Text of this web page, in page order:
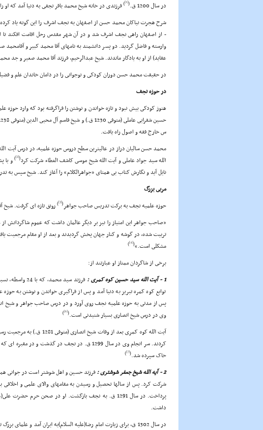
در سال 1200 ق.
(
[1]
)فرزندى در خانه شیخ محمد باقر نجفى به دنیا آمد که او
شرح هجرت نیاکان محمد حسن از اصفهان به نجف اشرف را این گونه یاد
- از اصفهان راهى نجف اشرف شد و در آن شهر مقدس رحل اقامت افکند
وارسته و فاضل گردید. دو پسر دانشمند به نامهاى آقا محمد کبیر و
عقاید) از او به یادگار ماندند. شیخ عبدالرحیم، فرزند آقا محمد صغیر و جد
در حقیقت محمد حسن دوران کودکى و نوجوانى را در دامان خاندان علم و
در حوزه نجف
هنوز کودکى بیش نبود و تازه خواندن و نوشتن را فراگرفته بود که وارد
س خارج فقه و اصول راه یافت.
محمد حسن سالیان دراز در عالیترین سطح دروس حوزه علمیه، در درس آیت
الله سید جواد عاملى و آیت الله شیخ موسى کاشف الغطاء شرکت کرد(
[2]
)
نایل آید و نگارش کتاب بى همتاى «جواهرالکلام» را آغاز کند. شیخ سپس به
مربى بزرگ
حوزه علمیه نجف به برکت تدریس صاحب جواهر(
[3]
)رونق تازه اى گرفت. شیخ
«صاحب جواهر این امتیاز را نیز بر دیگر عالمان داشت که عموم
تربیت شده، در گوشه و کنار جهان پخش گردیدند و بعد از او مقام مرجعیت
مشکلى است.»(
[4]
)
برخى از شاگردان ممتاز او عبارتند از:
1 - آیت الله سید حسین کوه کمرى :
فرزند سید
توابع کوه کمره تبریز به دنیا آمد و پس از فراگیرى خواندن و نوشتن به
پس از مدتى به حوزه علمیه نجف روى آورد و در درس صاحب جواهر و شیخ
وى در درس شیخ انصارى بسیار شنیدنى است.(
[6]
)
آیت الله کوه کمرى بعد از
کردند. سر انجام وى در سال 1299 ق. در نجف در گذشت
خاک سپرده شد.(
[7]
)
2 - آیه الله شیخ جعفر شوشترى :
فرزند حسین و اهل شوشتر است در جوانى
شرکت کرد. پس از سالها تحصیل و رسیدن به مقامهاى والاى علمى و اخلاقى
پرداخت. در سال 1291 ق. به نجف بازگشت. او در صحن حرم
داشت.
در سال 1302 ق، براى زیارت امام رضا(علیه السلام)به ایران آمد و